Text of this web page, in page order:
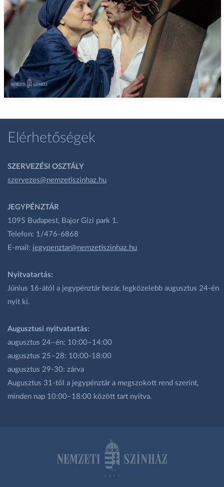
Elérhetőségek
SZERVEZÉSI OSZTÁLY
szervezes@nemzetiszinhaz.hu
JEGYPÉNZTÁR
1095 Budapest, Bajor Gizi park 1.
Telefon: 1/476-6868
E-mail: jegypenztar@nemzetiszinhaz.hu
Nyitvatartás:
Június 16-ától a jegypénztár bezár, legközelebb augusztus 24-én
nyit ki.
Augusztusi nyitvatartás:
augusztus 24–én: 10:00–14:00
augusztus 25–28: 10:00-18:00
augusztus 29-30: zárva
Augusztus 31-től a jegypénztár a megszokott rend szerint,
minden nap 10:00–18:00 között tart nyitva.